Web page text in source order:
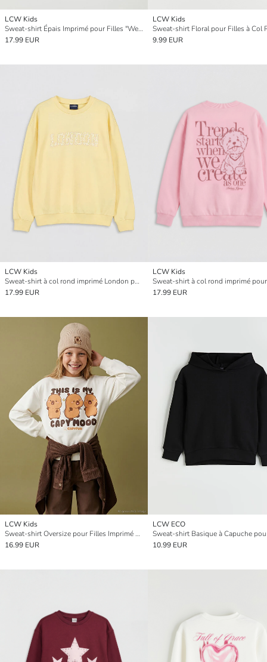
LCW Kids
Sweat-shirt Épais Imprimé pour Filles "Wednesday"
17.99 EUR
LCW Kids
Sweat-shirt Floral pour Filles à Col
9.99 EUR
LCW Kids
Sweat-shirt à col rond imprimé London pour fille
17.99 EUR
LCW Kids
Sweat-shirt à col rond imprimé
17.99 EUR
LCW Kids
Sweat-shirt Oversize pour Filles Imprimé Capyfun
16.99 EUR
LCW ECO
Sweat-shirt Basique à Capuche
10.99 EUR